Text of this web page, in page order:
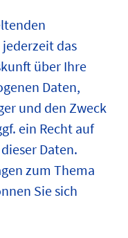
das
über Ihre
Daten,
und den Zweck
ein Recht auf
Daten.
zum Thema
Sie sich